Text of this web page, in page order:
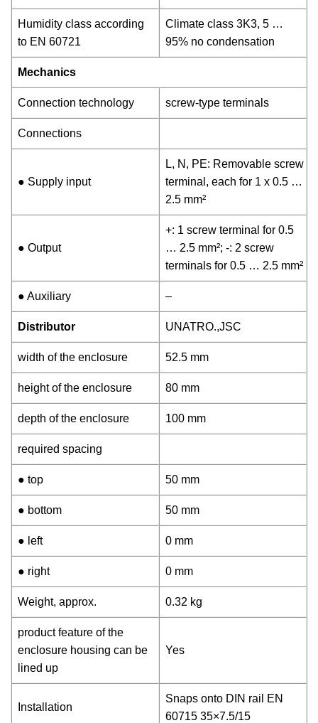
Humidity class according
to EN 60721
Climate class 3K3, 5 …
95% no condensation
Mechanics
Connection technology screw-type terminals
Connections
● Supply input
L, N, PE: Removable screw
terminal, each for 1 x 0.5 …
2.5 mm²
● Output
+: 1 screw terminal for 0.5
… 2.5 mm²; -: 2 screw
terminals for 0.5 … 2.5 mm²
● Auxiliary –
Distributor UNATRO.,JSC
width of the enclosure 52.5 mm
height of the enclosure 80 mm
depth of the enclosure 100 mm
required spacing
● top 50 mm
● bottom 50 mm
● left 0 mm
● right 0 mm
Weight, approx. 0.32 kg
product feature of the
enclosure housing can be
lined up
Yes
Installation
Snaps onto DIN rail EN
60715 35×7.5/15